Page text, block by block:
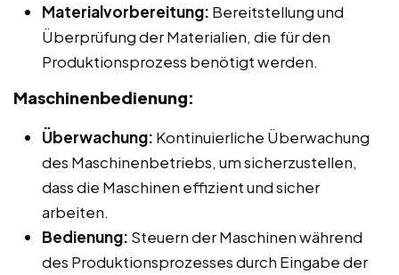
Materialvorbereitung: Bereitstellung und
Überprüfung der Materialien, die für den
Produktionsprozess benötigt werden.
Maschinenbedienung:
Überwachung: Kontinuierliche Überwachung
des Maschinenbetriebs, um sicherzustellen,
dass die Maschinen effizient und sicher
arbeiten.
Bedienung: Steuern der Maschinen während
des Produktionsprozesses durch Eingabe der